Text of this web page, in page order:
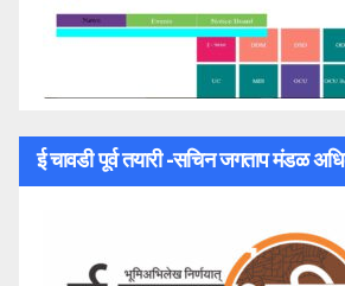
ई चावडी पूर्व तयारी -सचिन जगताप मंडळ